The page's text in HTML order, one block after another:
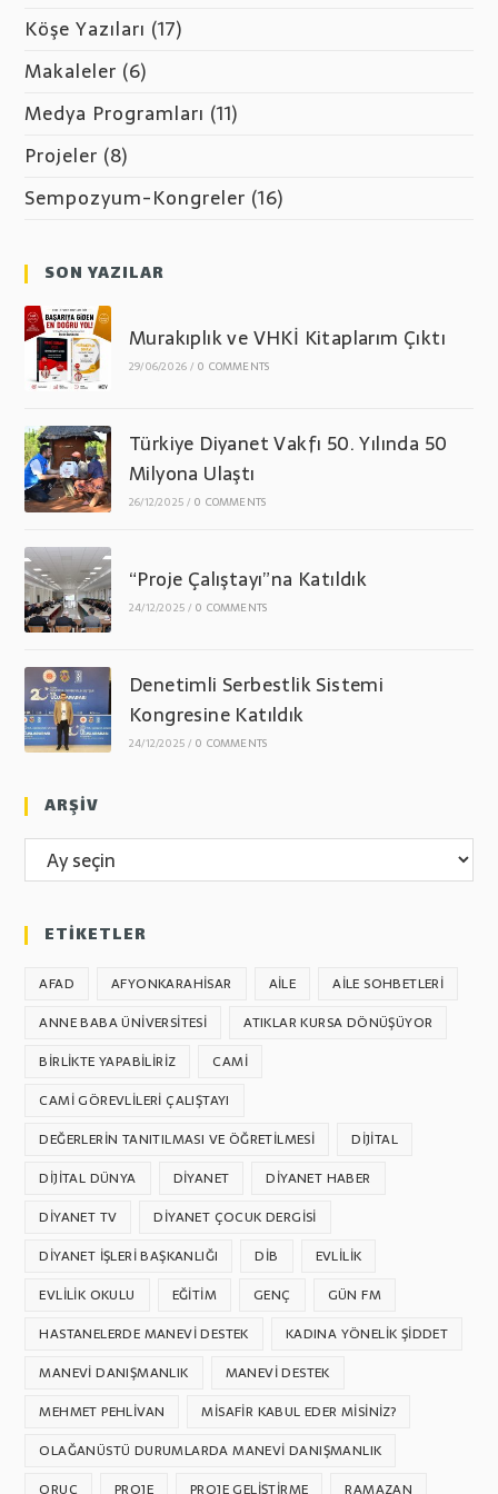
Köşe Yazıları (17)
Makaleler (6)
Medya Programları (11)
Projeler (8)
Sempozyum-Kongreler (16)
SON YAZILAR
Murakıplık ve VHKİ Kitaplarım Çıktı
29/06/2026/ 0 COMMENTS
Türkiye Diyanet Vakfı 50. Yılında 50
Milyona Ulaştı
26/12/2025/ 0 COMMENTS
“Proje Çalıştayı”na Katıldık
24/12/2025/ 0 COMMENTS
Denetimli Serbestlik Sistemi
Kongresine Katıldık
24/12/2025/ 0 COMMENTS
ARŞİV
ARŞİV
ETİKETLER
AFAD AFYONKARAHİSAR AILE
AILE SOHBETLERI
ANNE BABA ÜNIVERSITESI
ATIKLAR KURSA DÖNÜŞÜYOR
BIRLIKTE YAPABILIRIZ
CAMI
CAMI GÖREVLILERI ÇALIŞTAYI
DEĞERLERIN TANITILMASI VE ÖĞRETILMESI
DIJITAL
DIJITAL DÜNYA
DIYANET
DIYANET HABER
DIYANET TV
DIYANET ÇOCUK DERGISI
DIYANET İŞLERI BAŞKANLIĞI
DİB
EVLILIK
EVLILIK OKULU
EĞITIM GENÇ
GÜN FM
HASTANELERDE MANEVI DESTEK
KADINA YÖNELIK ŞIDDET
MANEVI DANIŞMANLIK
MANEVI DESTEK
MEHMET PEHLİVAN
MISAFIR KABUL EDER MISINIZ?
OLAĞANÜSTÜ DURUMLARDA MANEVI DANIŞMANLIK
ORUÇ
PROJE PROJE GELIŞTIRME
RAMAZAN